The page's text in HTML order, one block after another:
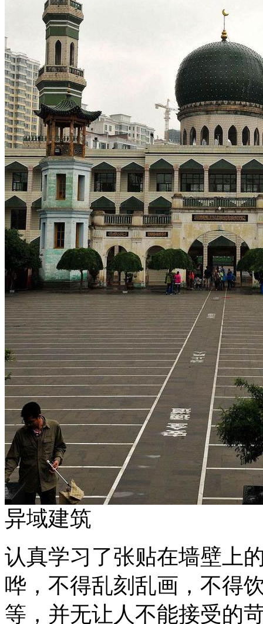
异域建筑
认真学习了张贴在墙壁上
哗，不得乱刻乱画，不得
等，并无让人不能接受的